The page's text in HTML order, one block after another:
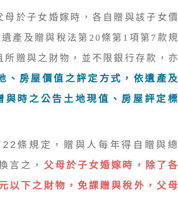
於子女婚嫁時，各自贈與該子女價
產及贈與稅法第20條第1項第7款規
贈與之財物，並不限銀行存款，亦
、房屋價值之評定方式，依遺產及
時之公告土地現值、房屋評定標
條規定，贈與人每年得自贈與總
言之， 父母於子女婚嫁時，除了各
以下之財物，免課贈與稅外，父母